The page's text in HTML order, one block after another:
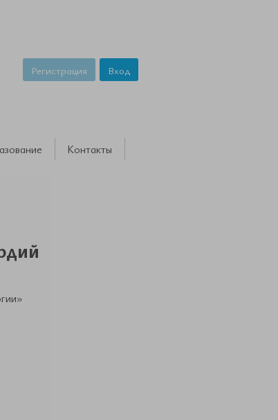
Регистрация Вход
Контакты